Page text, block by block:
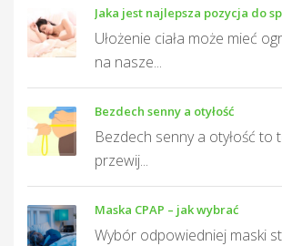
Jaka jest najlepsza pozycja do
Ułożenie ciała może mieć
na nasze...
Bezdech senny a otyłość
Bezdech senny a otyłość to
przewij...
Maska CPAP – jak wybrać
Wybór odpowiedniej maski